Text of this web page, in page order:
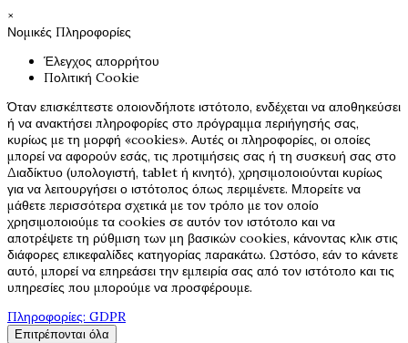
×
Νομικές Πληροφορίες
Έλεγχος απορρήτου
Πολιτική Cookie
Όταν επισκέπτεστε οποιονδήποτε ιστότοπο, ενδέχεται να αποθηκεύσει
ή να ανακτήσει πληροφορίες στο πρόγραμμα περιήγησής σας,
κυρίως με τη μορφή «cookies». Αυτές οι πληροφορίες, οι οποίες
μπορεί να αφορούν εσάς, τις προτιμήσεις σας ή τη συσκευή σας στο
Διαδίκτυο (υπολογιστή, tablet ή κινητό), χρησιμοποιούνται κυρίως
για να λειτουργήσει ο ιστότοπος όπως περιμένετε. Μπορείτε να
μάθετε περισσότερα σχετικά με τον τρόπο με τον οποίο
χρησιμοποιούμε τα cookies σε αυτόν τον ιστότοπο και να
αποτρέψετε τη ρύθμιση των μη βασικών cookies, κάνοντας κλικ στις
διάφορες επικεφαλίδες κατηγορίας παρακάτω. Ωστόσο, εάν το κάνετε
αυτό, μπορεί να επηρεάσει την εμπειρία σας από τον ιστότοπο και τις
υπηρεσίες που μπορούμε να προσφέρουμε.
Πληροφορίες: GDPR
Επιτρέπονται όλα